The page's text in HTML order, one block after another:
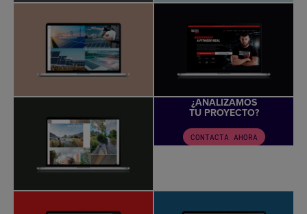
¿ANALIZAMOS
TU PROYECTO?
CONTACTA AHORA